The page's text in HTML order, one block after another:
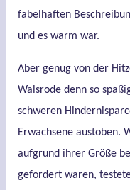
fabelhaften
und es warm war.
Aber genug von der
Walsrode denn so
schweren
Erwachsene austoben.
aufgrund ihrer Größe
gefordert waren,